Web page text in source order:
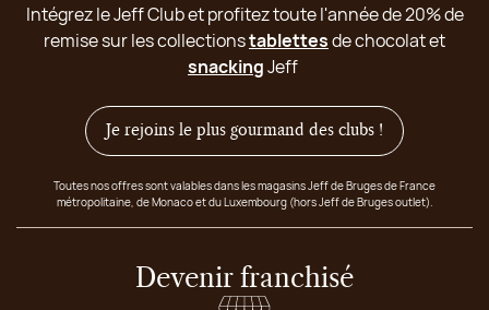
Intégrez le Jeff Club et profitez toute l'année de 20% de
remise sur les collectionstablettesde chocolat et
snackingJeff
Je rejoins le plus gourmand des clubs !
Toutes nos offres sont valables dans les magasins Jeff de Bruges de France
métropolitaine, de Monaco et du Luxembourg (hors Jeff de Bruges outlet).
Devenir franchisé